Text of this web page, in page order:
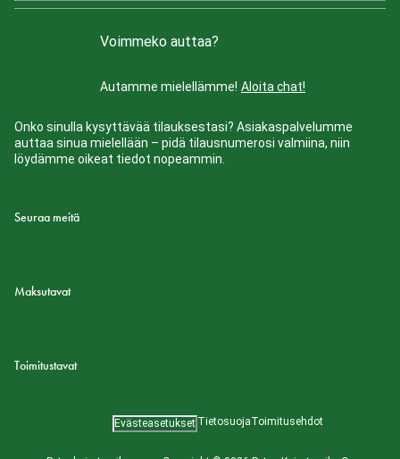
Voimmeko auttaa?
Autamme mielellämme! Aloita chat!
Onko sinulla kysyttävää tilauksestasi? Asiakaspalvelumme
auttaa sinua mielellään – pidä tilausnumerosi valmiina, niin
löydämme oikeat tiedot nopeammin.
Seuraa meitä
Maksutavat
Toimitustavat
Evästeasetukset TietosuojaToimitusehdot